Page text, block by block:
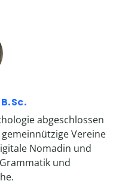
abgeschlossen
Vereine
Nomadin und
und